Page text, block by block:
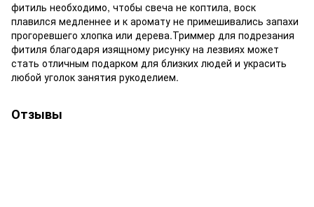
фитиль необходимо, чтобы свеча не коптила, воск
плавился медленнее и к аромату не примешивались запахи
прогоревшего хлопка или дерева.Триммер для подрезания
фитиля благодаря изящному рисунку на лезвиях может
стать отличным подарком для близких людей и украсить
любой уголок занятия рукоделием.
Отзывы